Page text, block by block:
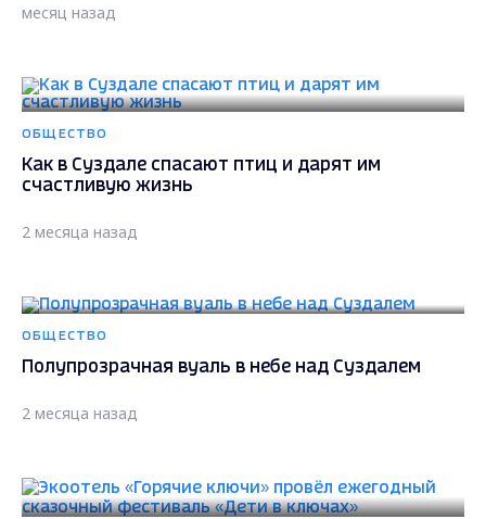
месяц назад
ОБЩЕСТВО
Как в Суздале спасают птиц и дарят им
счастливую жизнь
2 месяца назад
ОБЩЕСТВО
Полупрозрачная вуаль в небе над Суздалем
2 месяца назад